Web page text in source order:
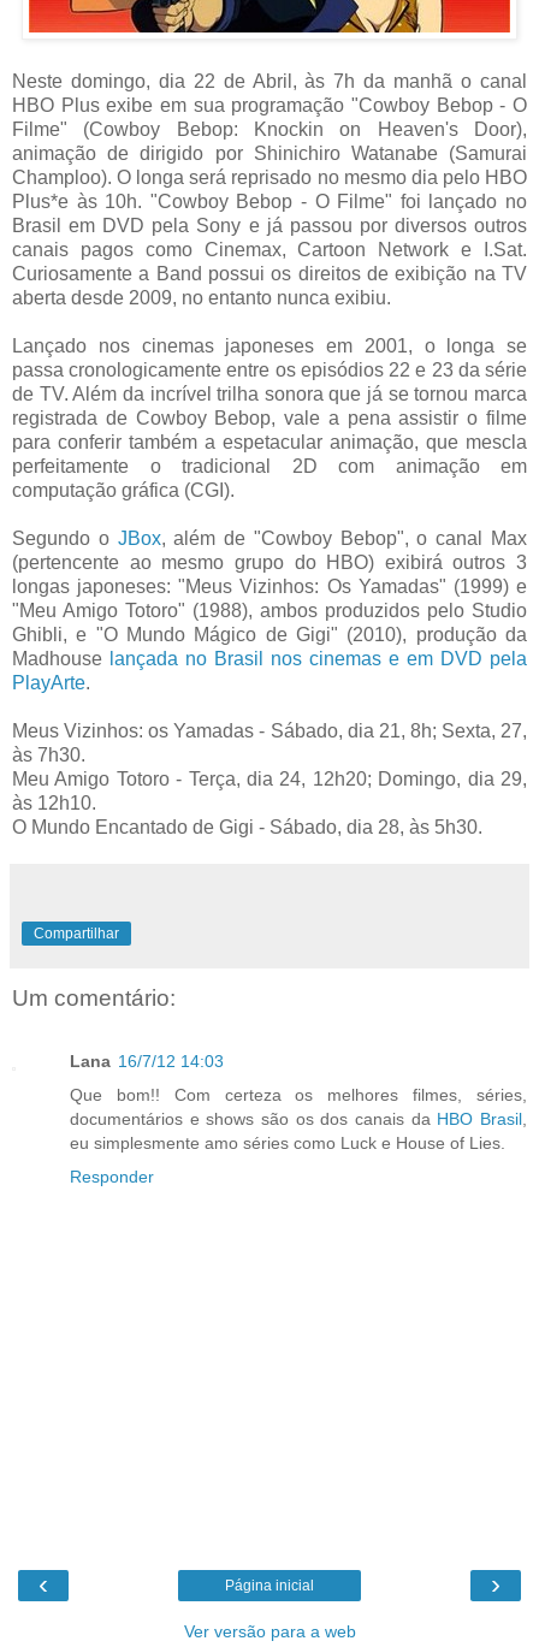
Neste domingo, dia 22 de Abril, às 7h da manhã o canal
HBO Plus exibe em sua programação "Cowboy Bebop - O
Filme" (Cowboy Bebop: Knockin on Heaven's Door),
animação de dirigido por Shinichiro Watanabe (Samurai
Champloo). O longa será reprisado no mesmo dia pelo HBO
Plus*e às 10h. "Cowboy Bebop - O Filme" foi lançado no
Brasil em DVD pela Sony e já passou por diversos outros
canais pagos como Cinemax, Cartoon Network e I.Sat.
Curiosamente a Band possui os direitos de exibição na TV
aberta desde 2009, no entanto nunca exibiu.
Lançado nos cinemas japoneses em 2001, o longa se
passa cronologicamente entre os episódios 22 e 23 da série
de TV. Além da incrível trilha sonora que já se tornou marca
registrada de Cowboy Bebop, vale a pena assistir o filme
para conferir também a espetacular animação, que mescla
perfeitamente o tradicional 2D com animação em
computação gráfica (CGI).
Segundo o JBox, além de "Cowboy Bebop", o canal Max
(pertencente ao mesmo grupo do HBO) exibirá outros 3
longas japoneses: "Meus Vizinhos: Os Yamadas" (1999) e
"Meu Amigo Totoro" (1988), ambos produzidos pelo Studio
Ghibli, e "O Mundo Mágico de Gigi" (2010), produção da
Madhouse lançada no Brasil nos cinemas e em DVD pela
PlayArte.
Meus Vizinhos: os Yamadas - Sábado, dia 21, 8h; Sexta, 27,
às 7h30.
Meu Amigo Totoro - Terça, dia 24, 12h20; Domingo, dia 29,
às 12h10.
O Mundo Encantado de Gigi - Sábado, dia 28, às 5h30.
Compartilhar
Um comentário:
Lana 16/7/12 14:03
Que bom!! Com certeza os melhores filmes, séries,
documentários e shows são os dos canais da HBO Brasil
eu simplesmente amo séries como Luck e House of Lies.
Responder
‹ ›
Página inicial
Ver versão para a web